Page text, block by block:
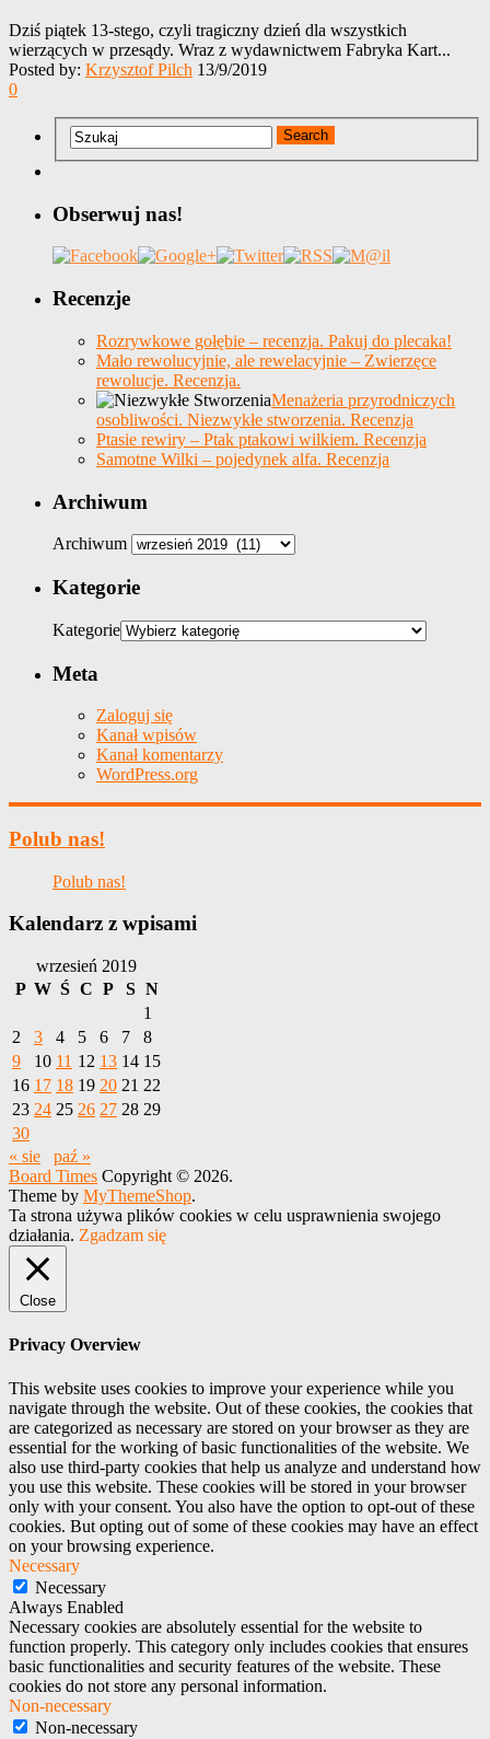
Dziś piątek 13-stego, czyli tragiczny dzień dla wszystkich
wierzących w przesądy. Wraz z wydawnictwem Fabryka Kart...
Posted by: Krzysztof Pilch 13/9/2019
0
Obserwuj nas!
Recenzje
Rozrywkowe gołębie – recenzja. Pakuj do plecaka!
Mało rewolucyjnie, ale rewelacyjnie – Zwierzęce
rewolucje. Recenzja.
Menażeria przyrodniczych
osobliwości. Niezwykłe stworzenia. Recenzja
Ptasie rewiry – Ptak ptakowi wilkiem. Recenzja
Samotne Wilki – pojedynek alfa. Recenzja
Archiwum
Archiwum
Kategorie
Kategorie
Meta
Zaloguj się
Kanał wpisów
Kanał komentarzy
WordPress.org
Polub nas!
Polub nas!
Kalendarz z wpisami
wrzesień 2019
P W Ś C P S N
1
2
3 4 5 6 7
8
9
10 11 12 13 14 15
16 17 18 19 20 21 22
23 24 25 26 27 28 29
30
« sie
paź »
Board Times Copyright © 2026.
Theme by MyThemeShop.
Ta strona używa plików cookies w celu usprawnienia swojego
działania. Zgadzam się
Close
Privacy Overview
This website uses cookies to improve your experience while you
navigate through the website. Out of these cookies, the cookies that
are categorized as necessary are stored on your browser as they are
essential for the working of basic functionalities of the website. We
also use third-party cookies that help us analyze and understand how
you use this website. These cookies will be stored in your browser
only with your consent. You also have the option to opt-out of these
cookies. But opting out of some of these cookies may have an effect
on your browsing experience.
Necessary
Necessary
Always Enabled
Necessary cookies are absolutely essential for the website to
function properly. This category only includes cookies that ensures
basic functionalities and security features of the website. These
cookies do not store any personal information.
Non-necessary
Non-necessary